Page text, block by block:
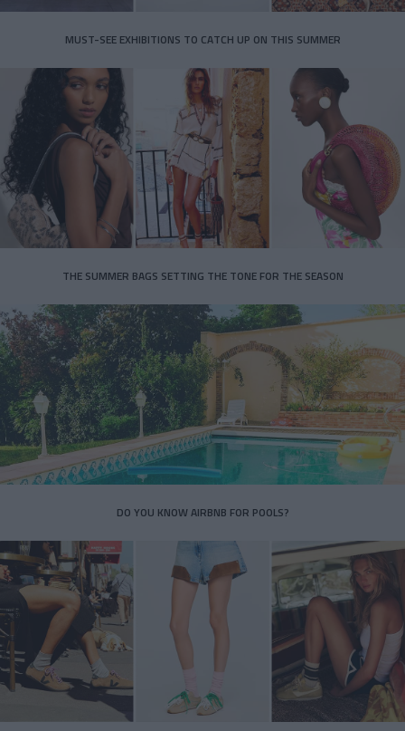
MUST-SEE EXHIBITIONS TO CATCH UP ON THIS SUMMER
THE SUMMER BAGS SETTING THE TONE FOR THE SEASON
DO YOU KNOW AIRBNB FOR POOLS?